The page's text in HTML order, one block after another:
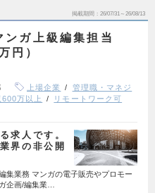
掲載期間 26/07/31～26/08/13
ンガ上級編集担当
円）
上場企業
管理職・マネジ
600万以上
リモートワーク可
求人です。
界の非公開
集業務 マンガの電子販売やプロモー
企画/編集業…